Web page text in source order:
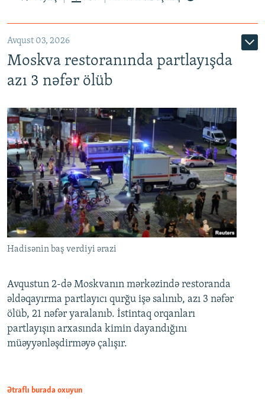
Avqust 03, 2026
Moskva restoranında partlayışda
azı 3 nəfər ölüb
Hadisənin baş verdiyi ərazi
Avqustun 2-də Moskvanın mərkəzində restoranda
əldəqayırma partlayıcı qurğu işə salınıb, azı 3 nəfər
ölüb, 21 nəfər yaralanıb. İstintaq orqanları
partlayışın arxasında kimin dayandığını
müəyyənləşdirməyə çalışır.
Ətraflı burada oxuyun